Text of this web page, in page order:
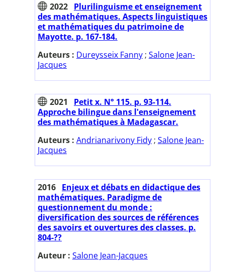
2022 Plurilinguisme et enseignement
des mathématiques. Aspects linguistiques
et mathématiques du patrimoine de
Mayotte. p. 167-184.
Auteurs : Dureysseix Fanny ; Salone Jean-
Jacques
2021
Petit x. N° 115. p. 93-114.
Approche bilingue dans l'enseignement
des mathématiques à Madagascar.
Auteurs : Andrianarivony Fidy ; Salone Jean-
Jacques
2016 Enjeux et débats en didactique des
mathématiques. Paradigme de
questionnement du monde :
diversification des sources de références
des savoirs et ouvertures des classes. p.
804-??
Auteur : Salone Jean-Jacques